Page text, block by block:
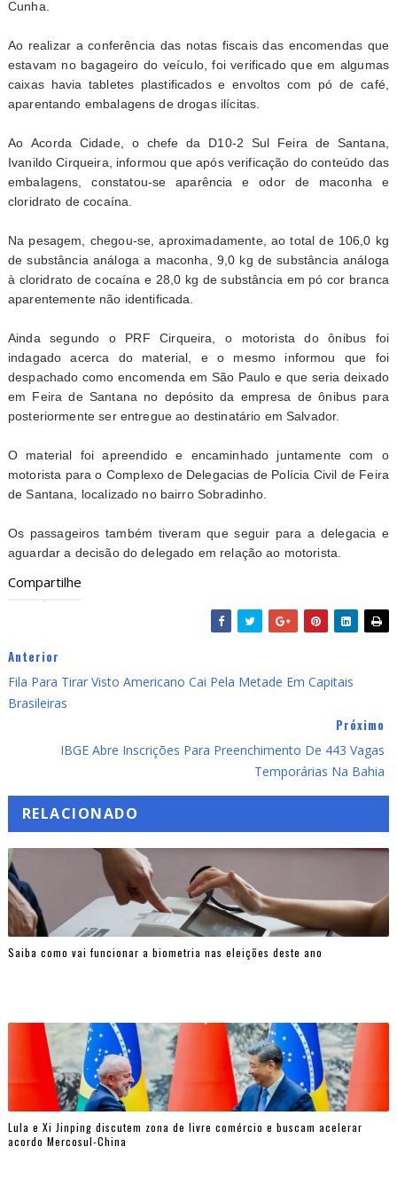
Cunha.
Ao realizar a conferência das notas fiscais das encomendas que
estavam no bagageiro do veículo, foi verificado que em algumas
caixas havia tabletes plastificados e envoltos com pó de café,
aparentando embalagens de drogas ilícitas.
Ao Acorda Cidade, o chefe da D10-2 Sul Feira de Santana,
Ivanildo Cirqueira, informou que após verificação do conteúdo das
embalagens, constatou-se aparência e odor de maconha e
cloridrato de cocaína.
Na pesagem, chegou-se, aproximadamente, ao total de 106,0 kg
de substância análoga a maconha, 9,0 kg de substância análoga
à cloridrato de cocaína e 28,0 kg de substância em pó cor branca
aparentemente não identificada.
Ainda segundo o PRF Cirqueira, o motorista do ônibus foi
indagado acerca do material, e o mesmo informou que foi
despachado como encomenda em São Paulo e que seria deixado
em Feira de Santana no depósito da empresa de ônibus para
posteriormente ser entregue ao destinatário em Salvador.
O material foi apreendido e encaminhado juntamente com o
motorista para o Complexo de Delegacias de Polícia Civil de Feira
de Santana, localizado no bairro Sobradinho.
Os passageiros também tiveram que seguir para a delegacia e
aguardar a decisão do delegado em relação ao motorista.
Compartilhe
Anterior
Fila Para Tirar Visto Americano Cai Pela Metade Em Capitais
Brasileiras
Próximo
IBGE Abre Inscrições Para Preenchimento De 443 Vagas
Temporárias Na Bahia
RELACIONADO
Saiba como vai funcionar a biometria nas eleições deste ano
Lula e Xi Jinping discutem zona de livre comércio e buscam acelerar
acordo Mercosul-China